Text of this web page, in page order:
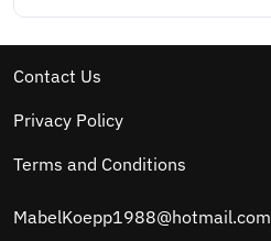
Contact Us
Privacy Policy
Terms and Conditions
MabelKoepp1988@hotmail.com